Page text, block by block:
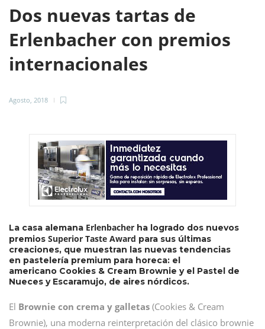
Dos nuevas tartas de
Erlenbacher con premios
internacionales
Agosto, 2018
La casa alemana Erlenbacher ha logrado dos nuevos
premios Superior Taste Award para sus últimas
creaciones, que muestran las nuevas tendencias
en pastelería premium para horeca: el
americano Cookies & Cream Brownie y el Pastel de
Nueces y Escaramujo, de aires nórdicos.
El Brownie con crema y galletas (Cookies & Cream
Brownie), una moderna reinterpretación del clásico brownie